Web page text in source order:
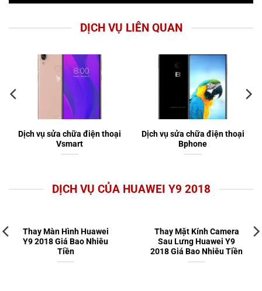
DỊCH VỤ LIÊN QUAN
Dịch vụ sửa chữa điện thoại
Vsmart
Dịch vụ sửa chữa điện thoại
Bphone
DỊCH VỤ CỦA HUAWEI Y9 2018
Thay Màn Hình Huawei
Y9 2018 Giá Bao Nhiêu
Tiền
Thay Mặt Kính Camera
Sau Lưng Huawei Y9
2018 Giá Bao Nhiêu Tiền